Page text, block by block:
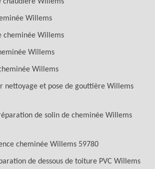
Willems
cheminée Willems
Willems
Willems
nettoyage et pose de gouttière Willems
de solin de cheminée Willems
cheminée Willems 59780
de dessous de toiture PVC Willems